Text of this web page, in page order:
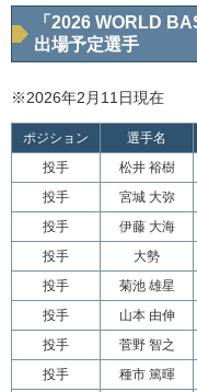
「2026 WORLD
出場予定選手
※2026年2月11日現在
ポジション 選手名
投手
松井 裕樹
投手
宮城 大弥
投手
伊藤 大海
投手
大勢
投手
菊池 雄星
投手
山本 由伸
投手
菅野 智之
投手
種市 篤暉